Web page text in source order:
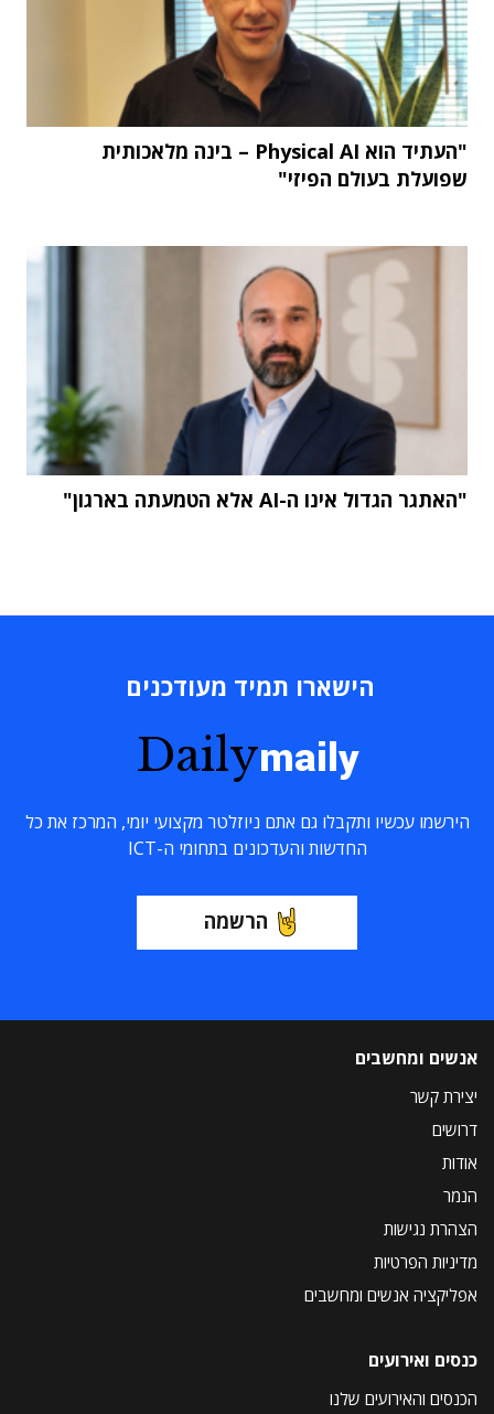
"העתיד הוא Physical AI – בינה מלאכותית
שפועלת בעולם הפיזי"
"האתגר הגדול אינו ה-AI אלא הטמעתה בארגון"
הישארו תמיד מעודכנים
Dailymaily
הירשמו עכשיו ותקבלו גם אתם ניוזלטר מקצועי יומי, המרכז את כל
החדשות והעדכונים בתחומי ה-ICT
הרשמה
אנשים ומחשבים
יצירת קשר
דרושים
אודות
הנמר
הצהרת נגישות
מדיניות הפרטיות
אפליקציה אנשים ומחשבים
כנסים ואירועים
הכנסים והאירועים שלנו